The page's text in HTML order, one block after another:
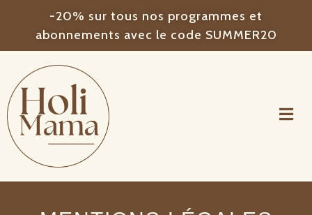
-20% sur tous nos programmes et
abonnements avec le code SUMMER20